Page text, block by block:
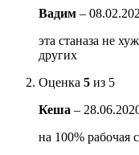
Вадим –
эта станаза не
других
Оценка 5 из 5
Кеша –
на 100% рабочая